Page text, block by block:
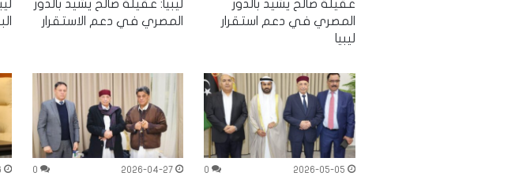
عقيلة صالح يشيد بالدور
المصري في دعم استقرار
ليبيا
ليبيا: عقيلة صالح يشيد بالدور
المصري في دعم الاستقرار
2026-05-05
0
2026-04-27
0